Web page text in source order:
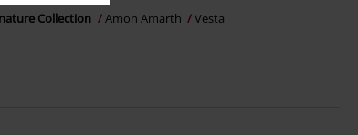
Collection Amon Amarth Vesta